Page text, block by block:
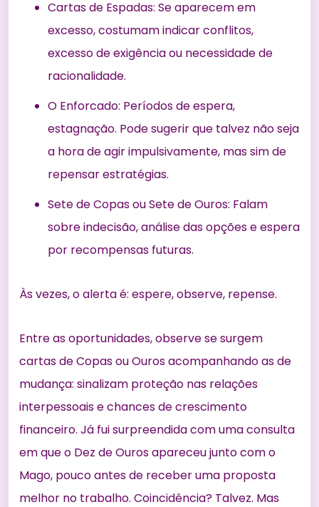
Cartas de Espadas: Se aparecem em
excesso, costumam indicar conflitos,
excesso de exigência ou necessidade de
racionalidade.
O Enforcado: Períodos de espera,
estagnação. Pode sugerir que talvez não seja
a hora de agir impulsivamente, mas sim de
repensar estratégias.
Sete de Copas ou Sete de Ouros: Falam
sobre indecisão, análise das opções e espera
por recompensas futuras.
Às vezes, o alerta é: espere, observe, repense.
Entre as oportunidades, observe se surgem
cartas de Copas ou Ouros acompanhando as de
mudança: sinalizam proteção nas relações
interpessoais e chances de crescimento
financeiro. Já fui surpreendida com uma consulta
em que o Dez de Ouros apareceu junto com o
Mago, pouco antes de receber uma proposta
melhor no trabalho. Coincidência? Talvez. Mas